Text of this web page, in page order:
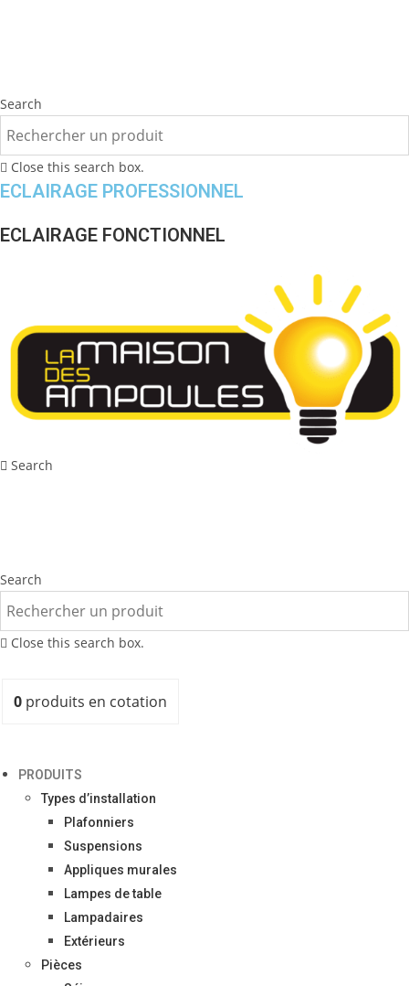
Search
Close this search box.
ECLAIRAGE PROFESSIONNEL
ECLAIRAGE FONCTIONNEL
Search
Search
Close this search box.
0 produits en cotation
PRODUITS
Types d’installation
Plafonniers
Suspensions
Appliques murales
Lampes de table
Lampadaires
Extérieurs
Pièces